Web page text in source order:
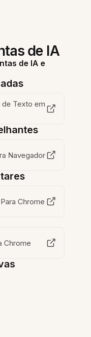
de IA
de IA e
de Texto em
Navegador
Chrome
Chrome